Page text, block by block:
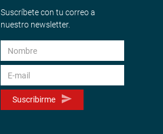
Suscríbete con tu correo a
nuestro newsletter.
Suscribirme